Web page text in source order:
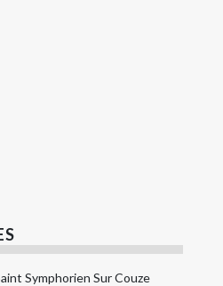
Symphorien Sur Couze